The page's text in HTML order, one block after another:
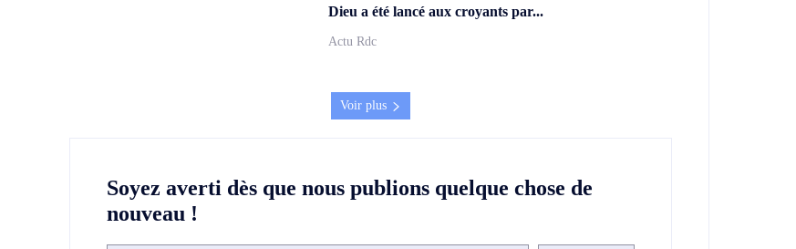
Dieu a été lancé aux croyants par...
Actu Rdc
Voir plus
Soyez averti dès que nous publions quelque chose de
nouveau !